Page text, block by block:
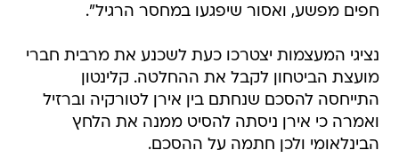
חפים מפשע, ואסור שיפגעו במחסר הרגיל".
נציגי המעצמות יצטרכו כעת לשכנע את מרבית חברי
מועצת הביטחון לקבל את ההחלטה. קלינטון
התייחסה להסכם שנחתם בין אירן לטורקיה וברזיל
ואמרה כי אירן ניסתה להסיט ממנה את הלחץ
הבינלאומי ולכן חתמה על ההסכם.